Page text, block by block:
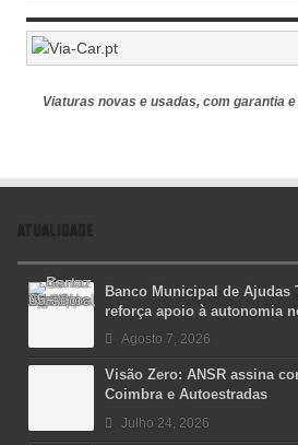
Viaturas novas e usadas, com garantia
ATUALIDADE
Banco Municipal de Ajudas
reforça apoio à autonomia
Agosto 7, 2026
Visão Zero: ANSR assina
Coimbra e Autoestradas
Julho 24, 2026